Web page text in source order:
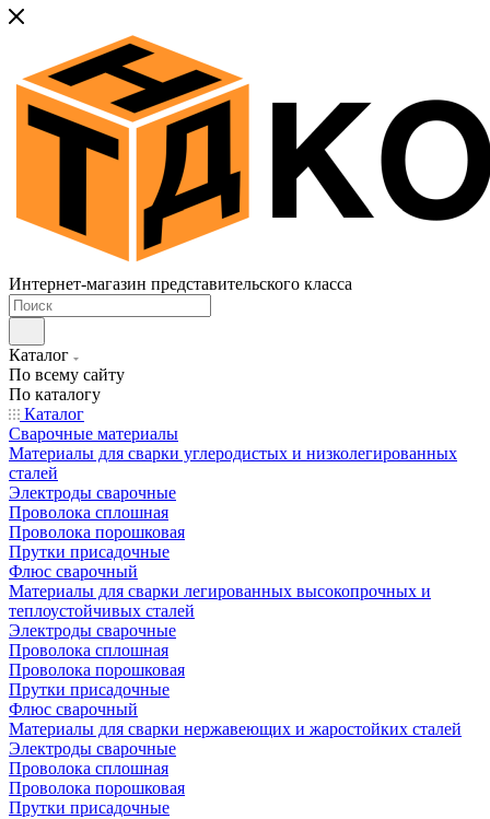
Интернет-магазин представительского класса
Каталог
По всему сайту
По каталогу
Каталог
Сварочные материалы
Материалы для сварки углеродистых и низколегированных
сталей
Электроды сварочные
Проволока сплошная
Проволока порошковая
Прутки присадочные
Флюс сварочный
Материалы для сварки легированных высокопрочных и
теплоустойчивых сталей
Электроды сварочные
Проволока сплошная
Проволока порошковая
Прутки присадочные
Флюс сварочный
Материалы для сварки нержавеющих и жаростойких сталей
Электроды сварочные
Проволока сплошная
Проволока порошковая
Прутки присадочные